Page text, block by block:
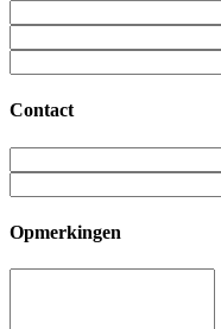
Contact
Opmerkingen